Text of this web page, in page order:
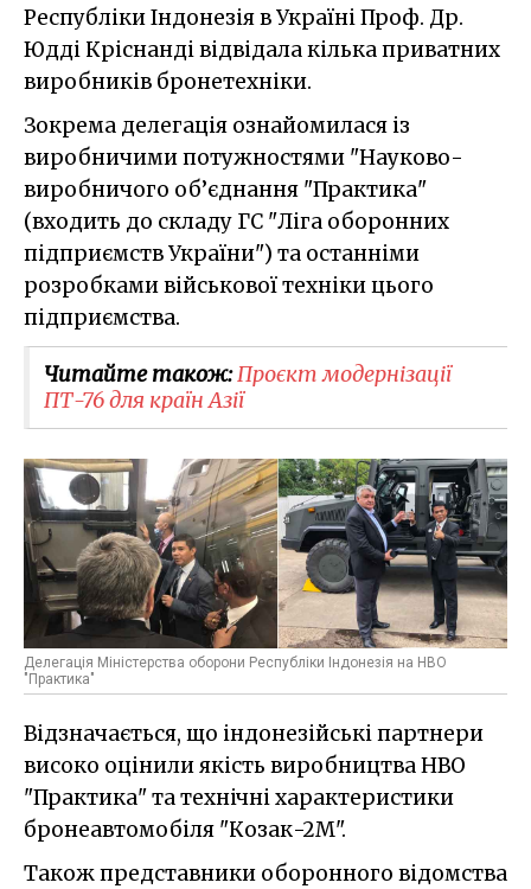
Республіки Індонезія в Україні Проф. Др.
Юдді Кріснанді відвідала кілька приватних
виробників бронетехніки.
Зокрема делегація ознайомилася із
виробничими потужностями "Науково-
виробничого об’єднання "Практика"
(входить до складу ГС "Ліга оборонних
підприємств України") та останніми
розробками військової техніки цього
підприємства.
Читайте також:Проєкт модернізації
ПТ-76 для країн Азії
Делегація Міністерства оборони Республіки Індонезія на НВО
"Практика"
Відзначається, що індонезійські партнери
високо оцінили якість виробництва НВО
"Практика" та технічні характеристики
бронеавтомобіля "Козак-2М".
Також представники оборонного відомства